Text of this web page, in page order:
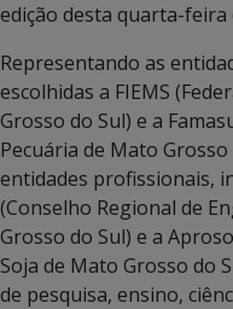
edição desta quarta-feira
Representando as
escolhidas a FIEMS
Grosso do Sul) e a
Pecuária de Mato
entidades profissionais,
(Conselho Regional de
Grosso do Sul) e a
Soja de Mato Grosso do
de pesquisa, ensino,